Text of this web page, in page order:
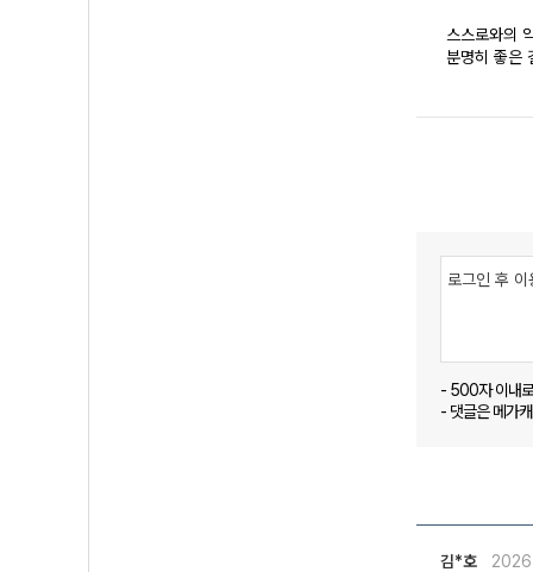
스스로와의
분명히 좋은
- 500자 이내
- 댓글은 메가
김*호